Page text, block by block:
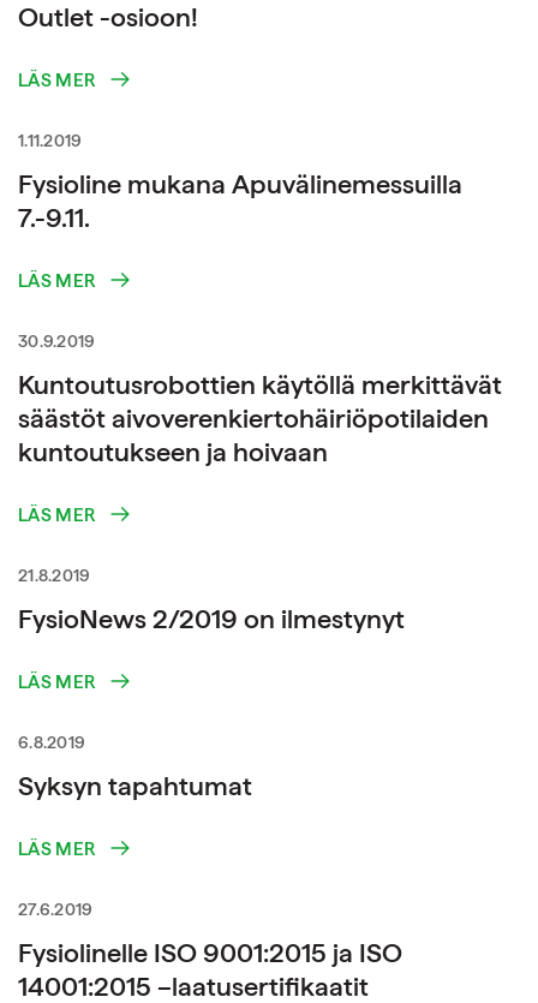
Outlet -osioon!
LÄS MER
1.11.2019
Fysioline mukana Apuvälinemessuilla
7.-9.11.
LÄS MER
30.9.2019
Kuntoutusrobottien käytöllä merkittävät
säästöt aivoverenkiertohäiriöpotilaiden
kuntoutukseen ja hoivaan
LÄS MER
21.8.2019
FysioNews 2/2019 on ilmestynyt
LÄS MER
6.8.2019
Syksyn tapahtumat
LÄS MER
27.6.2019
Fysiolinelle ISO 9001:2015 ja ISO
14001:2015 –laatusertifikaatit